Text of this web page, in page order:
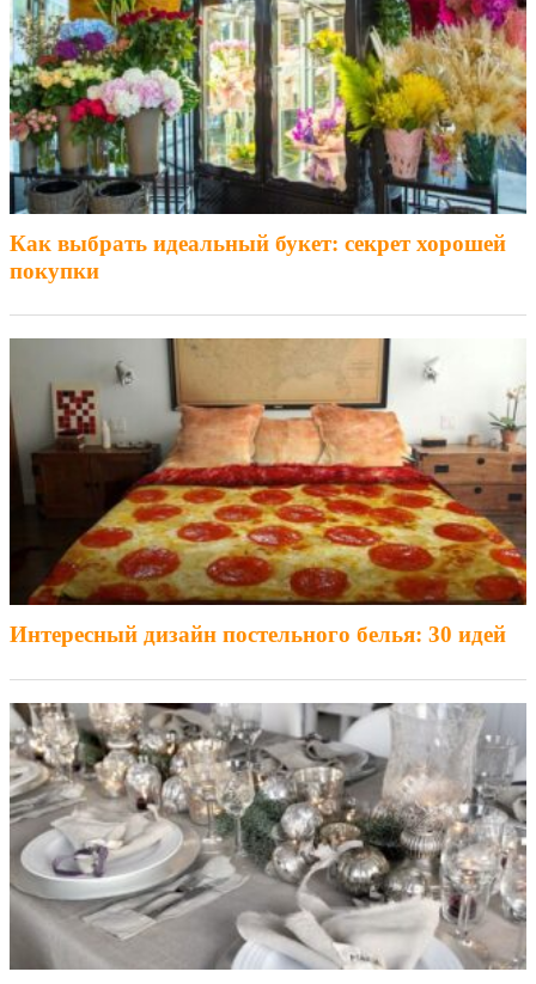
Как выбрать идеальный букет: секрет хорошей
покупки
Интересный дизайн постельного белья: 30 идей